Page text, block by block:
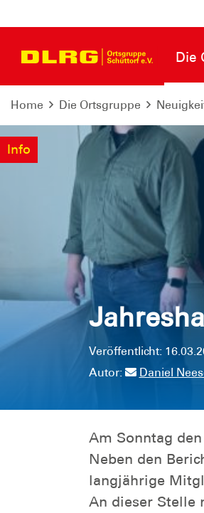
Die
Home Die Ortsgruppe
Info
Veröffentlicht:
Autor:
Daniel
Am Sonntag
Neben den
langjährige
An dieser Stelle